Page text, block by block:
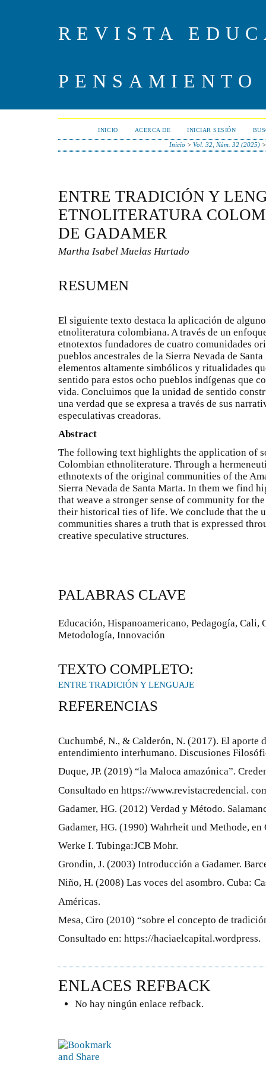
REVISTA
PENSAMIENTO
INICIO ACERCA DE INICIAR SESIÓN
Inicio >Vol. 32, Núm. 32 (2025)
ENTRE TRADICIÓN Y
ETNOLITERATURA
DE GADAMER
Martha Isabel Muelas Hurtado
RESUMEN
El siguiente texto destaca la aplicación de
etnoliteratura colombiana. A través de un
etnotextos fundadores de cuatro comunidades
pueblos ancestrales de la Sierra Nevada de
elementos altamente simbólicos y ritualidades
sentido para estos ocho pueblos indígenas que
vida. Concluimos que la unidad de sentido
una verdad que se expresa a través de sus
especulativas creadoras.
Abstract
The following text highlights the application of
Colombian ethnoliterature. Through a
ethnotexts of the original communities of the
Sierra Nevada de Santa Marta. In them we find
that weave a stronger sense of community for
their historical ties of life. We conclude that the
communities shares a truth that is expressed
creative speculative structures.
PALABRAS CLAVE
Educación, Hispanoamericano, Pedagogía, Cali,
Metodología, Innovación
TEXTO COMPLETO:
ENTRE TRADICIÓN Y LENGUAJE
REFERENCIAS
Cuchumbé, N., & Calderón, N. (2017). El aporte
entendimiento interhumano. Discusiones
Duque, JP. (2019) “la Maloca amazónica”.
Consultado en https://www.revistacredencial.
Gadamer, HG. (2012) Verdad y Método.
Gadamer, HG. (1990) Wahrheit und Methode, en
Werke I. Tubinga:JCB Mohr.
Grondin, J. (2003) Introducción a Gadamer.
Niño, H. (2008) Las voces del asombro. Cuba:
Américas.
Mesa, Ciro (2010) “sobre el concepto de
Consultado en: https://haciaelcapital.wordpress.
ENLACES REFBACK
No hay ningún enlace refback.